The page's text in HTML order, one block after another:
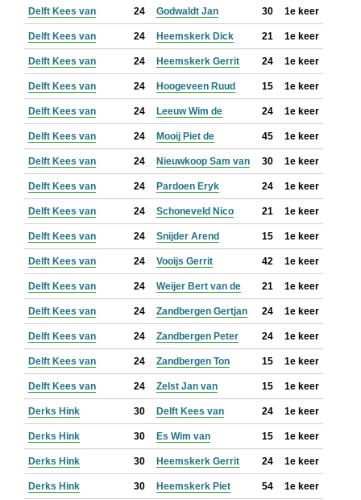
Delft Kees van 24 Godwaldt Jan 30 1e keer
Delft Kees van 24 Heemskerk Dick 21 1e keer
Delft Kees van 24 Heemskerk Gerrit 24 1e keer
Delft Kees van 24 Hoogeveen Ruud 15 1e keer
Delft Kees van 24 Leeuw Wim de 24 1e keer
Delft Kees van 24 Mooij Piet de 45 1e keer
Delft Kees van 24 Nieuwkoop Sam van 30 1e keer
Delft Kees van 24 Pardoen Eryk 24 1e keer
Delft Kees van 24 Schoneveld Nico 21 1e keer
Delft Kees van 24 Snijder Arend 15 1e keer
Delft Kees van 24 Vooijs Gerrit 42 1e keer
Delft Kees van 24 Weijer Bert van de 21 1e keer
Delft Kees van 24 Zandbergen Gertjan 24 1e keer
Delft Kees van 24 Zandbergen Peter 24 1e keer
Delft Kees van 24 Zandbergen Ton 15 1e keer
Delft Kees van 24 Zelst Jan van 15 1e keer
Derks Hink 30 Delft Kees van 24 1e keer
Derks Hink 30 Es Wim van 15 1e keer
Derks Hink 30 Heemskerk Gerrit 24 1e keer
Derks Hink 30 Heemskerk Piet 54 1e keer